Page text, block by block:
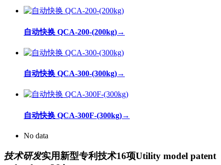
自动快换 QCA-200-(200kg)→
自动快换 QCA-300-(300kg)→
自动快换 QCA-300F-(300kg)→
No data
技术研发实用新型专利技术16项Utility model patent